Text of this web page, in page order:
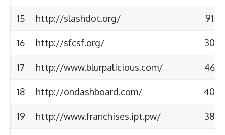
15 http://slashdot.org/ 91
16 http://sfcsf.org/ 30
17 http://www.blurpalicious.com/ 46
18 http://ondashboard.com/ 40
19 http://www.franchises.ipt.pw/ 38